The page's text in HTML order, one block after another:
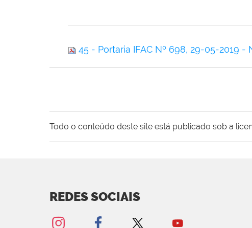
45 - Portaria IFAC Nº 698, 29-05-2019 -
Todo o conteúdo deste site está publicado sob a
REDES SOCIAIS